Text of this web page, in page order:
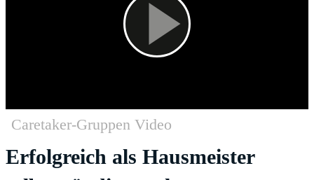
Caretaker-Gruppen Video
Erfolgreich als Hausmeister